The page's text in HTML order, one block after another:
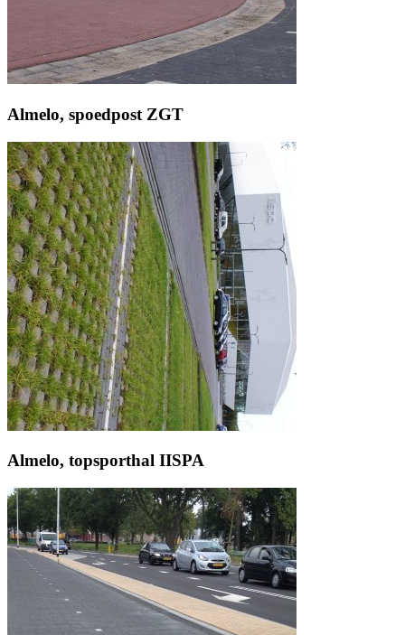
Almelo, spoedpost ZGT
Almelo, topsporthal IISPA